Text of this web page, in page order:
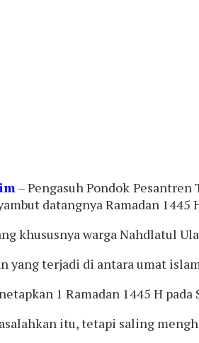
– Pengasuh Pondok
datangnya Ramadan 1445
khususnya warga Nahdlatul
yang terjadi di antara umat
1 Ramadan 1445 H
itu, tetapi saling